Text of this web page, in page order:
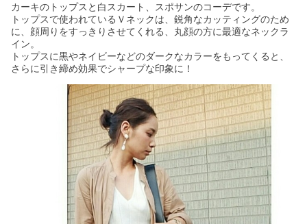
カーキのトップスと白スカート、スポサンのコーデです。
トップスで使われているＶネックは、鋭角なカッティングのため
に、顔周りをすっきりさせてくれる、丸顔の方に最適なネックラ
イン。
トップスに黒やネイビーなどのダークなカラーをもってくると、
さらに引き締め効果でシャープな印象に！